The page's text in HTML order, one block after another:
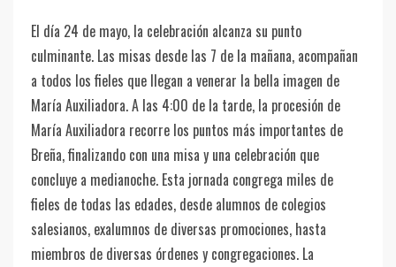
El día 24 de mayo, la celebración alcanza su punto
culminante. Las misas desde las 7 de la mañana, acompañan
a todos los fieles que llegan a venerar la bella imagen de
María Auxiliadora. A las 4:00 de la tarde, la procesión de
María Auxiliadora recorre los puntos más importantes de
Breña, finalizando con una misa y una celebración que
concluye a medianoche. Esta jornada congrega miles de
fieles de todas las edades, desde alumnos de colegios
salesianos, exalumnos de diversas promociones, hasta
miembros de diversas órdenes y congregaciones. La